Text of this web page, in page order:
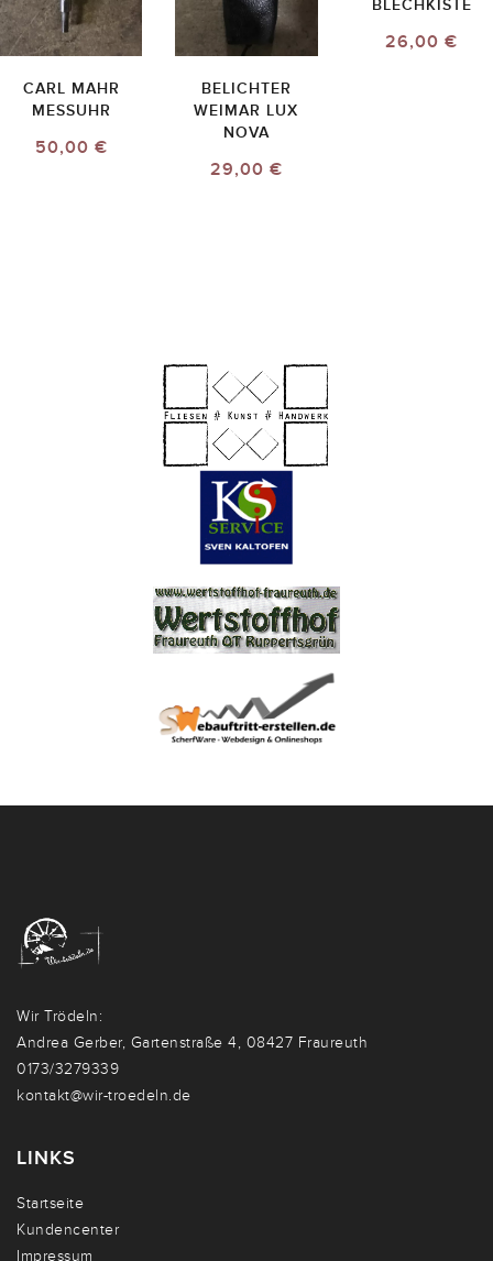
CARL MAHR
MESSUHR
50,00 €
BELICHTER
WEIMAR LUX
NOVA
29,00 €
BLECHKISTE
26,00 €
Wir Trödeln:
Andrea Gerber, Gartenstraße 4, 08427 Fraureuth
0173/3279339
kontakt@wir-troedeln.de
LINKS
Startseite
Kundencenter
Impressum